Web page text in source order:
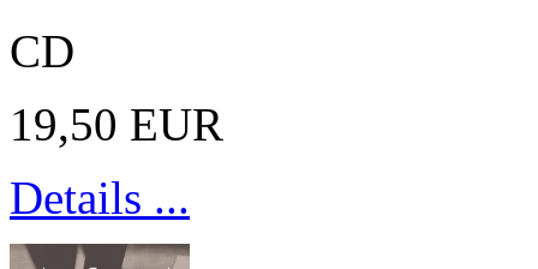
CD
19,50 EUR
Details ...